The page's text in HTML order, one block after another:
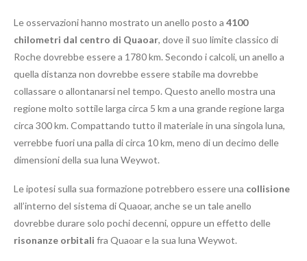
Le osservazioni hanno mostrato un anello posto a 4100
chilometri dal centro di Quaoar, dove il suo limite classico di
Roche dovrebbe essere a 1780 km. Secondo i calcoli, un anello a
quella distanza non dovrebbe essere stabile ma dovrebbe
collassare o allontanarsi nel tempo. Questo anello mostra una
regione molto sottile larga circa 5 km a una grande regione larga
circa 300 km. Compattando tutto il materiale in una singola luna,
verrebbe fuori una palla di circa 10 km, meno di un decimo delle
dimensioni della sua luna Weywot.
Le ipotesi sulla sua formazione potrebbero essere una collisione
all’interno del sistema di Quaoar, anche se un tale anello
dovrebbe durare solo pochi decenni, oppure un effetto delle
risonanze orbitali fra Quaoar e la sua luna Weywot.